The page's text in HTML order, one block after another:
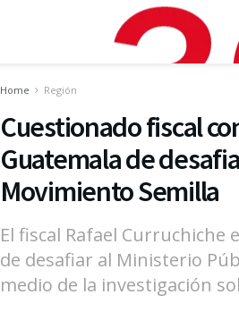
Home Región
Cuestionado fiscal
Guatemala de
Movimiento Semilla
El fiscal Rafael
de desafiar al Ministerio
medio de la investigación